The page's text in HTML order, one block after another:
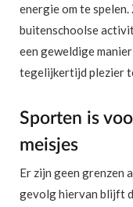
energie om te
buitenschoolse
een geweldige
tegelijkertijd plezier
Sporten is
meisjes
Er zijn geen grenzen
gevolg hiervan blijft